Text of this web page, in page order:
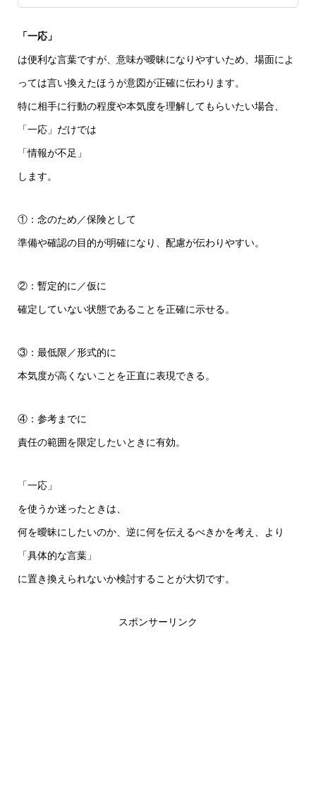
「一応」
は便利な言葉ですが、意味が曖昧になりやすいため、場面によ
っては言い換えたほうが意図が正確に伝わります。
特に相手に行動の程度や本気度を理解してもらいたい場合、
「一応」だけでは
「情報が不足」
します。
①：念のため／保険として
準備や確認の目的が明確になり、配慮が伝わりやすい。
②：暫定的に／仮に
確定していない状態であることを正確に示せる。
③：最低限／形式的に
本気度が高くないことを正直に表現できる。
④：参考までに
責任の範囲を限定したいときに有効。
「一応」
を使うか迷ったときは、
何を曖昧にしたいのか、逆に何を伝えるべきかを考え、より
「具体的な言葉」
に置き換えられないか検討することが大切です。
スポンサーリンク